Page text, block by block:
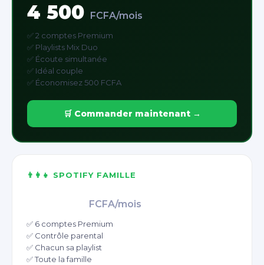
4 500 FCFA/mois
✅ 2 comptes Premium
✅ Playlists Mix Duo
✅ Écoute simultanée
✅ Idéal couple
✅ Économisez 500 FCFA
🛒 Commander maintenant →
👨‍👩‍👧 SPOTIFY FAMILLE
FCFA/mois
✅ 6 comptes Premium
✅ Contrôle parental
✅ Chacun sa playlist
✅ Toute la famille